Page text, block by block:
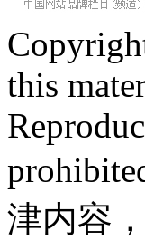
this
津内容